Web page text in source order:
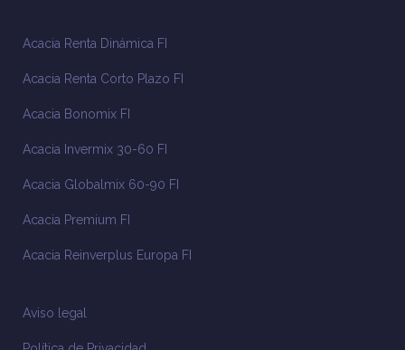
Acacia Renta Dinámica FI
Acacia Renta Corto Plazo FI
Acacia Bonomix FI
Acacia Invermix 30-60 FI
Acacia Globalmix 60-90 FI
Acacia Premium FI
Acacia Reinverplus Europa FI
Aviso legal